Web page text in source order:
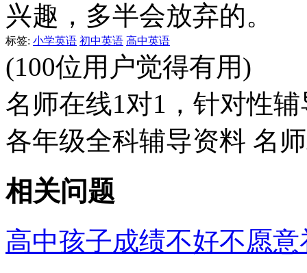
兴趣，多半会放弃的。
标签: 小学英语 初中英语 高中英语
(100位用户觉得有用)
名师在线1对1，针对性
各年级全科辅导资料 名
相关问题
高中孩子成绩不好不愿